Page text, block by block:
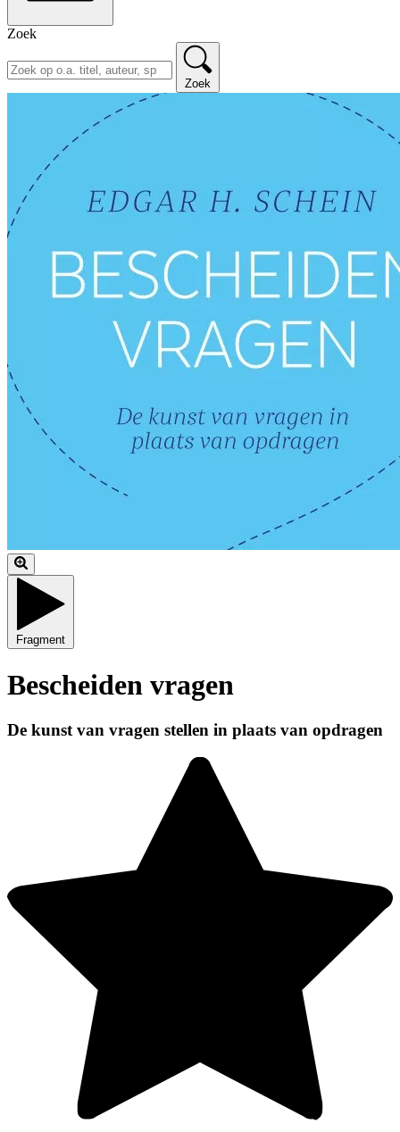
Zoek
Zoek
Fragment
Bescheiden vragen
De kunst van vragen stellen in plaats van opdragen